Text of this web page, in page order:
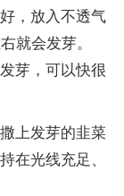
，放入不透气
就会发芽。
芽，可以快很
上发芽的韭菜
在光线充足、